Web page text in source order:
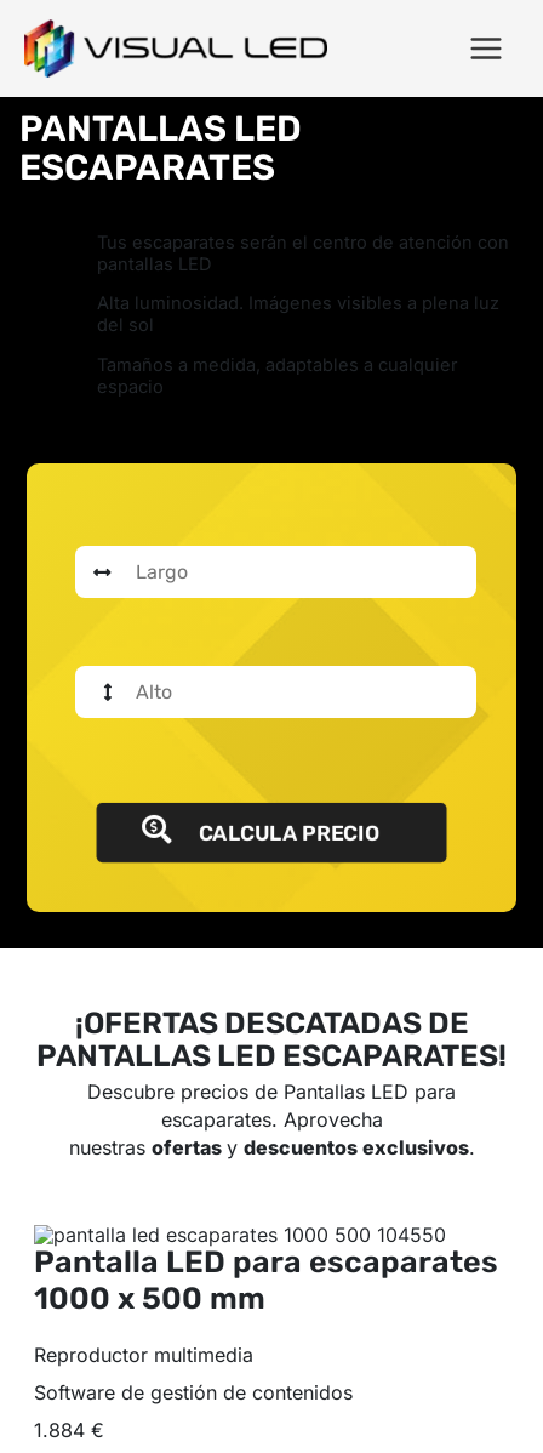
CALCULA PRECIO
PANTALLAS LED
ESCAPARATES
Tus escaparates serán el centro de atención con
pantallas LED
Alta luminosidad. Imágenes visibles a plena luz
del sol
Tamaños a medida, adaptables a cualquier
espacio
¡OFERTAS DESCATADAS DE
PANTALLAS LED ESCAPARATES!
Descubre precios de Pantallas LED para
escaparates. Aprovecha
nuestras ofertas y descuentos exclusivos.
Pantalla LED para escaparates
1000 x 500 mm
Reproductor multimedia
Software de gestión de contenidos
1.884 €